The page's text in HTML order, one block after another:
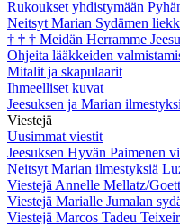
Rukoukset yhdistymään
Neitsyt Marian Sydämen
† † † Meidän Herramme
Ohjeita lääkkeiden
Mitalit ja skapulaarit
Ihmeelliset kuvat
Jeesuksen ja Marian
Viestejä
Uusimmat viestit
Jeesuksen Hyvän Paimenen
Neitsyt Marian ilmestyksiä
Viestejä Annelle Mellatz/
Viestejä Marialle Jumalan
Viestejä Marcos Tadeu